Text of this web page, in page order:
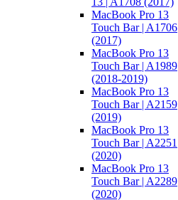
MacBook Pro 13
Touch Bar | A1706
(2017)
MacBook Pro 13
Touch Bar | A1989
(2018-2019)
MacBook Pro 13
Touch Bar | A2159
(2019)
MacBook Pro 13
Touch Bar | A2251
(2020)
MacBook Pro 13
Touch Bar | A2289
(2020)